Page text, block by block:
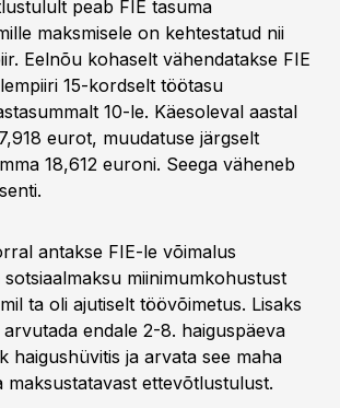
peab FIE tasuma
maksmisele on kehtestatud nii
Eelnõu kohaselt vähendatakse FIE
15-kordselt töötasu
10-le. Käesoleval aastal
eurot, muudatuse järgselt
18,612 euroni. Seega väheneb
antakse FIE-le võimalus
miinimumkohustust
ta oli ajutiselt töövõimetus. Lisaks
endale 2-8. haiguspäeva
haigushüvitis ja arvata see maha
maksustatavast ettevõtlustulust.